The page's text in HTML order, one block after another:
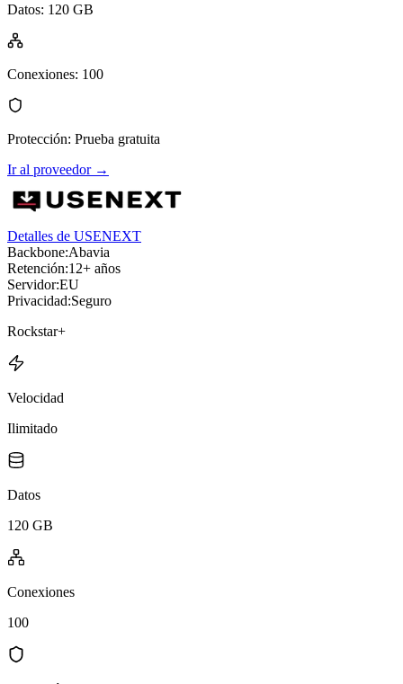
Datos: 120 GB
Conexiones: 100
Protección: Prueba gratuita
Ir al proveedor→
Detalles de USENEXT
Backbone:Abavia
Retención:12+ años
Servidor:EU
Privacidad:Seguro
Rockstar+
Velocidad
Ilimitado
Datos
120 GB
Conexiones
100